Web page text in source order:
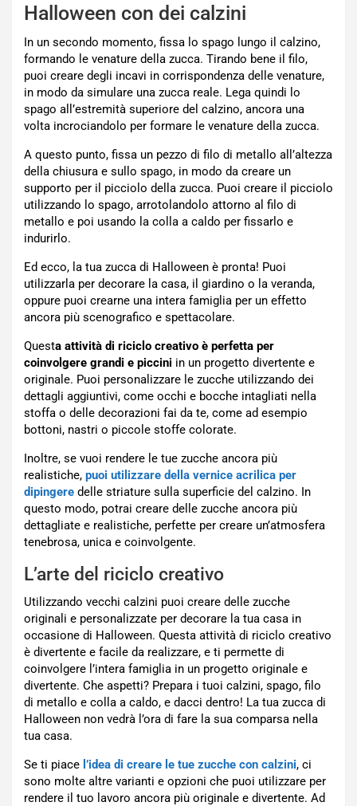
Halloween con dei calzini
In un secondo momento, fissa lo spago lungo il calzino,
formando le venature della zucca. Tirando bene il filo,
puoi creare degli incavi in corrispondenza delle venature,
in modo da simulare una zucca reale. Lega quindi lo
spago all’estremità superiore del calzino, ancora una
volta incrociandolo per formare le venature della zucca.
A questo punto, fissa un pezzo di filo di metallo all’altezza
della chiusura e sullo spago, in modo da creare un
supporto per il picciolo della zucca. Puoi creare il picciolo
utilizzando lo spago, arrotolandolo attorno al filo di
metallo e poi usando la colla a caldo per fissarlo e
indurirlo.
Ed ecco, la tua zucca di Halloween è pronta! Puoi
utilizzarla per decorare la casa, il giardino o la veranda,
oppure puoi crearne una intera famiglia per un effetto
ancora più scenografico e spettacolare.
Questa attività di riciclo creativo è perfetta per
coinvolgere grandi e piccini in un progetto divertente e
originale. Puoi personalizzare le zucche utilizzando dei
dettagli aggiuntivi, come occhi e bocche intagliati nella
stoffa o delle decorazioni fai da te, come ad esempio
bottoni, nastri o piccole stoffe colorate.
Inoltre, se vuoi rendere le tue zucche ancora più
realistiche, puoi utilizzare della vernice acrilica per
dipingere delle striature sulla superficie del calzino. In
questo modo, potrai creare delle zucche ancora più
dettagliate e realistiche, perfette per creare un’atmosfera
tenebrosa, unica e coinvolgente.
L’arte del riciclo creativo
Utilizzando vecchi calzini puoi creare delle zucche
originali e personalizzate per decorare la tua casa in
occasione di Halloween. Questa attività di riciclo creativo
è divertente e facile da realizzare, e ti permette di
coinvolgere l’intera famiglia in un progetto originale e
divertente. Che aspetti? Prepara i tuoi calzini, spago, filo
di metallo e colla a caldo, e dacci dentro! La tua zucca di
Halloween non vedrà l’ora di fare la sua comparsa nella
tua casa.
Se ti piace l’idea di creare le tue zucche con calzini, ci
sono molte altre varianti e opzioni che puoi utilizzare per
rendere il tuo lavoro ancora più originale e divertente. Ad